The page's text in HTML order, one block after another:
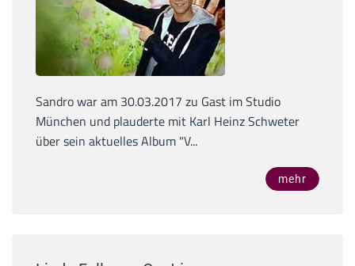
Sandro war am 30.03.2017 zu Gast im Studio
München und plauderte mit Karl Heinz Schweter
über sein aktuelles Album "V...
mehr